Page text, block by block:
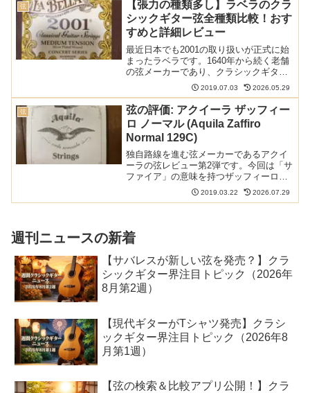
で本ブログの弦のレビュー/...
弦
【張力の種類多し】ラベラのクラ
シックギター弦全種類比較！おす
すめと詳細レビュー
最近日本でも2001の取り扱いが正式に始
まったラベラです。1640年から続く老舗
の弦メーカーであり、クラシックギター
向けにもいろいろな弦を出しているので
まとめてみました。 以下の記事で本サイ
トの弦のレビュー（70種類上）や感想、
情報記事をま...
2019.07.03 2026.05.29
弦
弦の評価: アクイーラ ザッフィー
ロ ノーマル (Aquila Zaffiro
Normal 129C)
独自路線を進む弦メーカーであるアクイ
ーラの弦レビュー第2弾です。今回は「サ
ファイア」の意味を持つザッフィーロ
(Zaffiro)です。ノーマルテンションです。
以下の記事で本ブログの弦のレビュー/感
2019.03.22 2026.07.29
週刊ニュースの新着
【サバレスが新しい弦を発売？】クラ
シックギター界注目トピック（2026年
8月第2週）
【現代ギターがTシャツ発売】クラシ
ックギター界注目トピック（2026年8
月第1週）
【弦の検索＆比較アプリ公開！】クラ